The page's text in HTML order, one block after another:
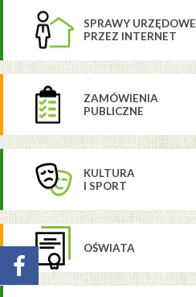
SPRAWY URZĘDOWE
PRZEZ INTERNET
ZAMÓWIENIA
PUBLICZNE
KULTURA
I SPORT
OŚWIATA